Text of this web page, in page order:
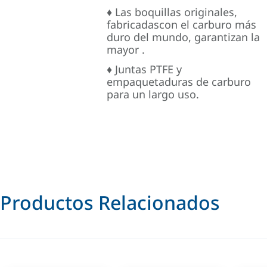
♦ Las boquillas originales,
fabricadascon el carburo más
duro del mundo, garantizan la
mayor .
♦ Juntas PTFE y
empaquetaduras de carburo
para un largo uso.
Productos Relacionados